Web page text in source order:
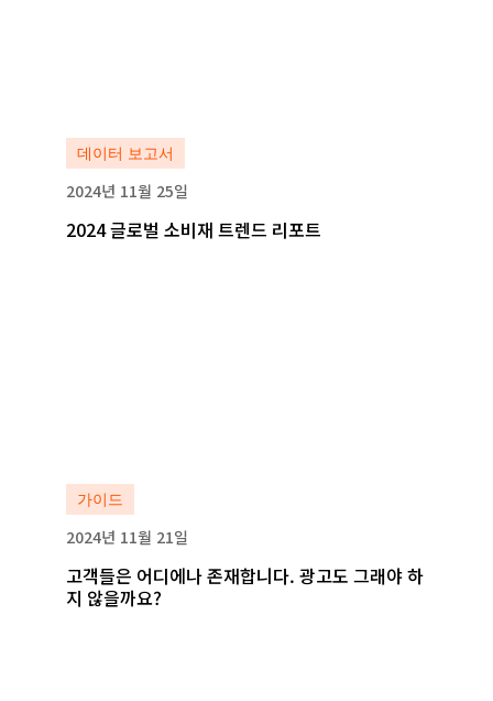
데이터 보고서
2024년 11월 25일
2024 글로벌 소비재 트렌드 리포트
가이드
2024년 11월 21일
고객들은 어디에나 존재합니다. 광고도 그래야 하
지 않을까요?